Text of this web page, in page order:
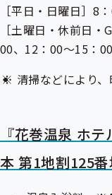
［平日・日曜日］8
［土曜日・休前日
00、12：00～15：
清掃などにより
『花巻温泉 ホ
本 第1地割125番